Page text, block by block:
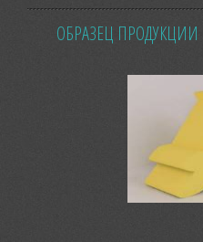
ОБРАЗЕЦ ПРОДУКЦИИ